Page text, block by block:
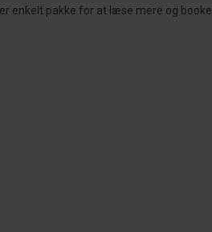
enkelt pakke for at læse mere og booke.